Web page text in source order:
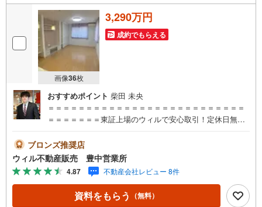
画像36枚
3,290万円
成約でもらえる
おすすめポイント 柴田 未央
＝＝＝＝＝＝＝＝＝＝＝＝＝＝＝＝＝＝＝＝＝＝＝＝＝＝
＝＝＝＝＝＝＝東証上場のウィルで安心取引！定休日無！
022年度）を担当する専門部署が、あなたの住宅ローンをお
手伝い！リフォーム・リノベも併せて相談可能！お子様連
れのご家族も落ち着いてお話ができるよう、キッズスペー
スを設置しています。【営業時間 10:00-19:00】（年中無
休）上記時間はお電話が繋がりやすくなっております。ぜ
ひお気軽にご連絡ください！現地をご見学される場合は
ブロンズ推奨店
ウィル不動産販売 豊中営業所
4.87 不動産会社レビュー 8件
資料をもらう （無料）